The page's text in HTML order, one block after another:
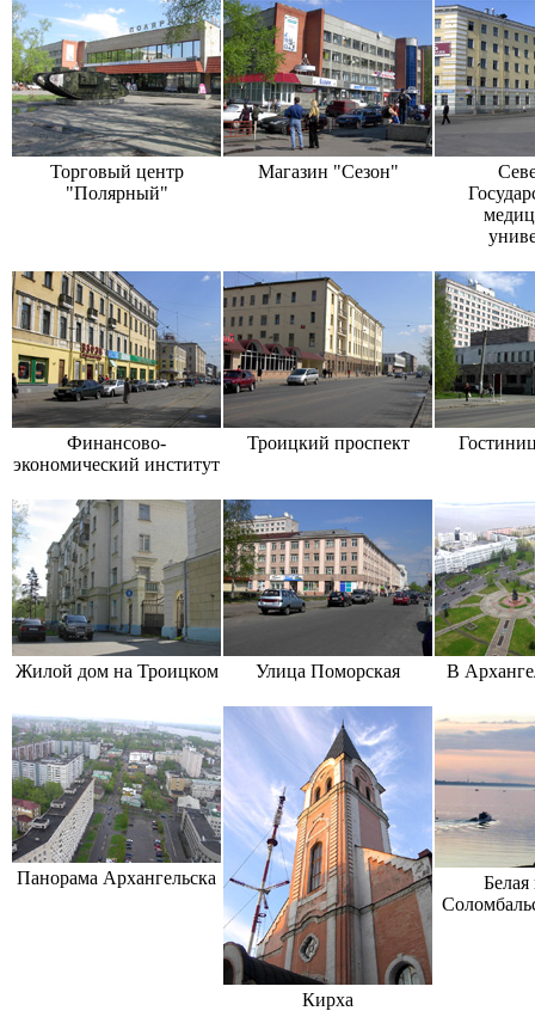
Торговый центр
"Полярный"
Магазин "Сезон"
Финансово-
экономический институт
Троицкий проспект
Жилой дом на Троицком Улица Поморская В
Панорама Архангельска
Кирха
Белая